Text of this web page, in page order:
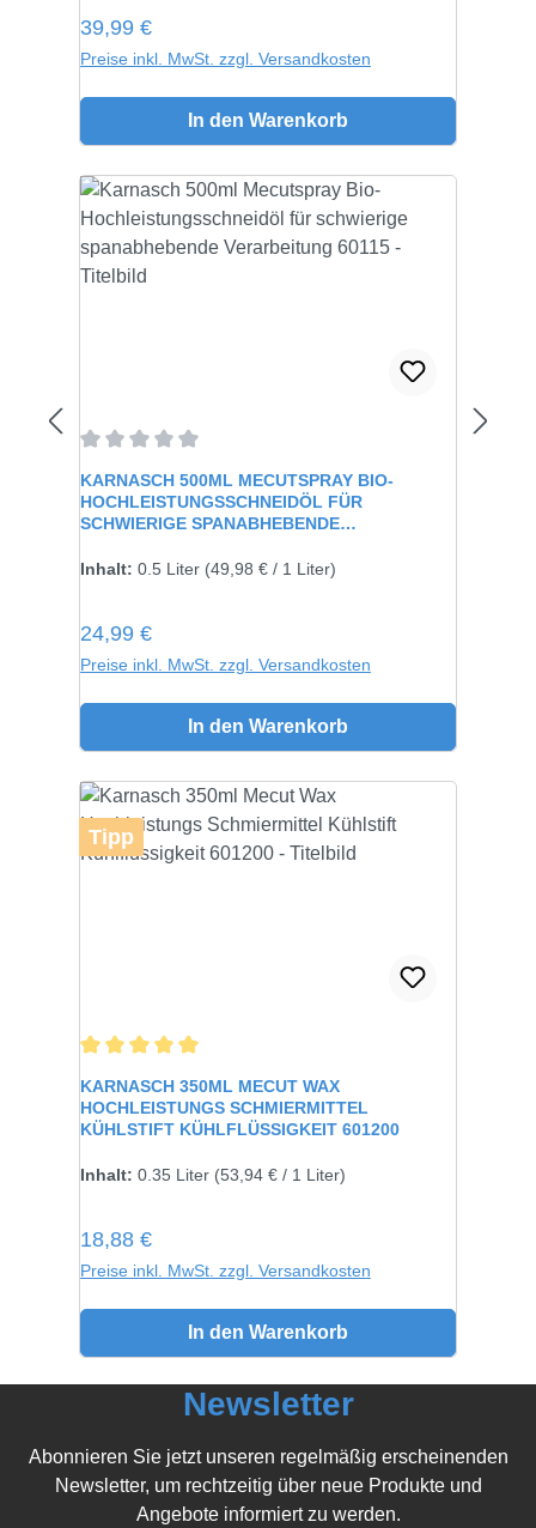
Regulärer Preis:
39,99 €
Preise inkl. MwSt. zzgl. Versandkosten
In den Warenkorb
KARNASCH 500ML MECUTSPRAY BIO-
HOCHLEISTUNGSSCHNEIDÖL FÜR
SCHWIERIGE SPANABHEBENDE
Inhalt: 0.5 Liter (49,98 € / 1 Liter)
Regulärer Preis:
24,99 €
Preise inkl. MwSt. zzgl. Versandkosten
In den Warenkorb
Tipp
KARNASCH 350ML MECUT WAX
HOCHLEISTUNGS SCHMIERMITTEL
KÜHLSTIFT KÜHLFLÜSSIGKEIT 601200
Inhalt: 0.35 Liter (53,94 € / 1 Liter)
Regulärer Preis:
18,88 €
Preise inkl. MwSt. zzgl. Versandkosten
In den Warenkorb
Newsletter
Abonnieren Sie jetzt unseren regelmäßig erscheinenden
Newsletter, um rechtzeitig über neue Produkte und
Angebote informiert zu werden.